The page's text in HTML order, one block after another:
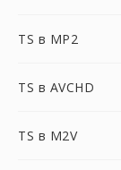
TS в MP2
TS в AVCHD
TS в M2V